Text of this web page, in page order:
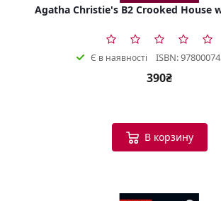
Agatha Christie's B2 Crooked House
Є в наявності ISBN:
390₴
В корзину